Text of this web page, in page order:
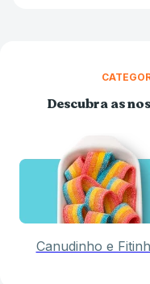
Descubra as
Canudinho e